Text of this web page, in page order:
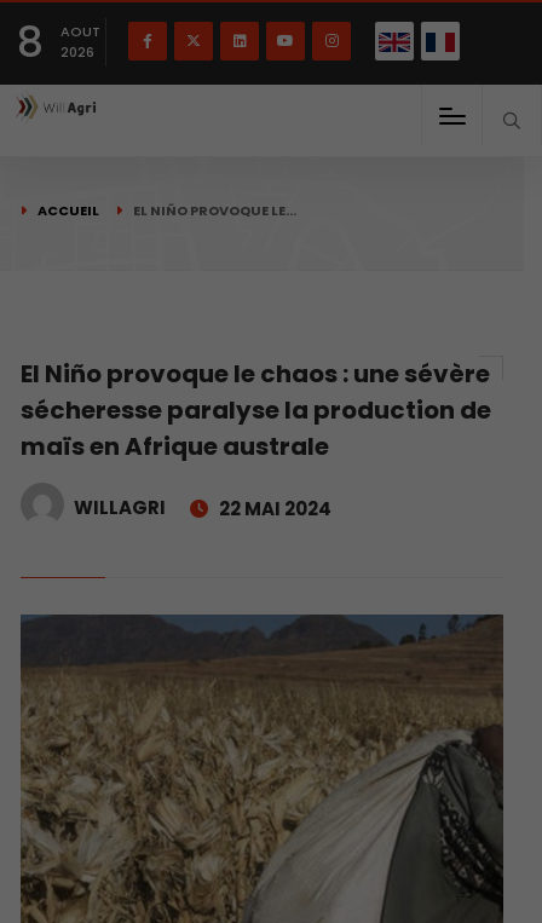
8
AOUT
2026
ACCUEIL EL NIÑO PROVOQUE LE…
El Niño provoque le chaos : une sévère
sécheresse paralyse la production de
maïs en Afrique australe
WILLAGRI 22 MAI 2024
Français English(English)